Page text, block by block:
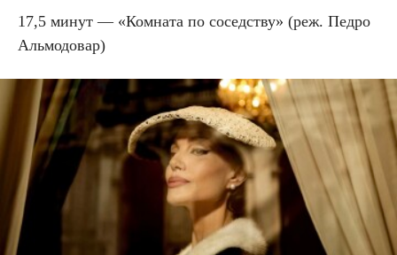
17,5 минут — «Комната по соседству» (реж. Педро
Альмодовар)